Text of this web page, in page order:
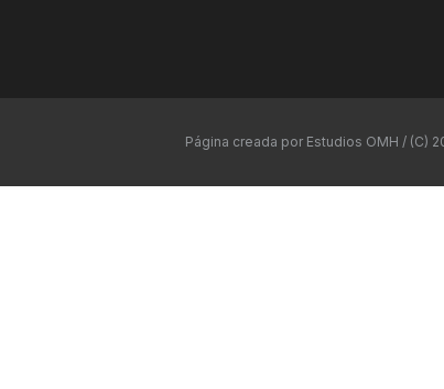
Página creada por Estudios OMH / (C)